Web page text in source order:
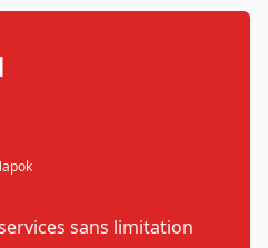
sans limitation